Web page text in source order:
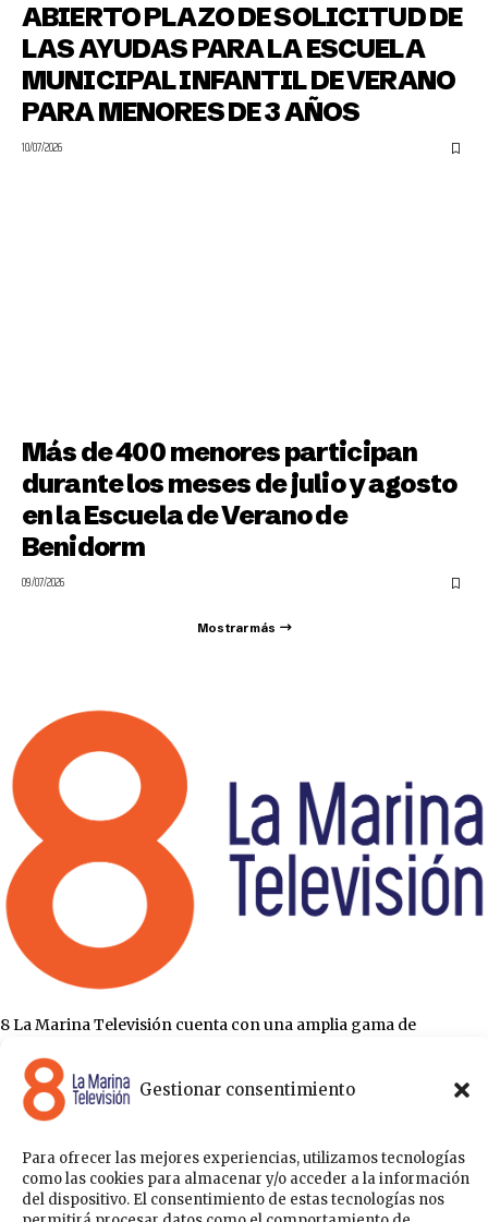
Gestionar consentimiento
Para ofrecer las mejores experiencias, utilizamos tecnologías
como las cookies para almacenar y/o acceder a la información
del dispositivo. El consentimiento de estas tecnologías nos
ABIERTO PLAZO DE SOLICITUD DE
LAS AYUDAS PARA LA ESCUELA
MUNICIPAL INFANTIL DE VERANO
PARA MENORES DE 3 AÑOS
10/07/2026
Más de 400 menores participan
durante los meses de julio y agosto
en la Escuela de Verano de
Benidorm
09/07/2026
Mostrar más
8 La Marina Televisión cuenta con una amplia gama de
persona, entre los que se encuentran programas de ámbito
político , de noticias, deportes, fiestas y eventos… para estar a la
última de todo lo que acontece en nuestra comarca.
Sobre nosotros
Acceder
Contáctanos Publicítate con nosotros
Política de Privacidad